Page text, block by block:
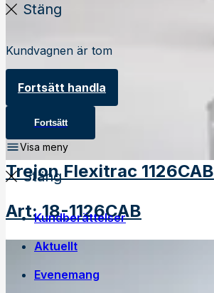
Stäng
Kundvagnen är tom
Fortsätt handla
Fortsätt
Visa meny
Stäng
Kundberättelser
Aktuellt
Evenemang
Trejon Flexitrac 1126CAB
Art:18-1126CAB